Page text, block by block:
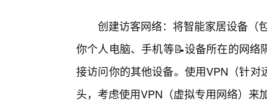
创建访客网络：将智能家居设备（
你个人电脑、手机等📝设备所在的网
接访问你的其他设备。使用VPN（针
头，考虑使用VPN（虚拟专用网络）来